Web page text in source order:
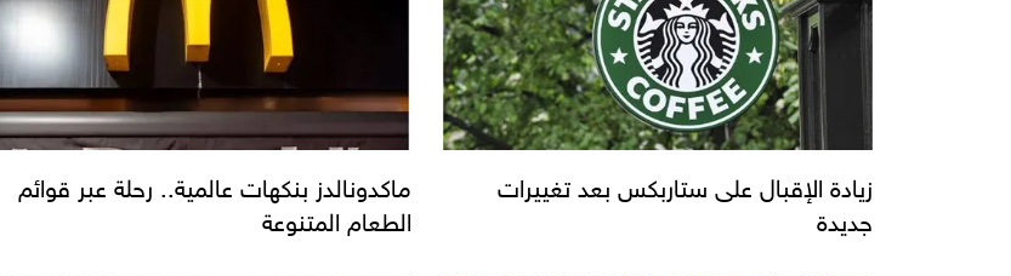
ماكدونالدز بنكهات عالمية.. رحلة عبر قوائم
الطعام المتنوعة
زيادة الإقبال على ستاربكس بعد تغييرات
جديدة